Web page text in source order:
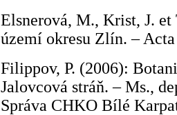
Elsnerová, M., Krist, J.
území okresu Zlín. –
Filippov, P. (2006):
Jalovcová stráň. – Ms.,
Správa CHKO Bílé